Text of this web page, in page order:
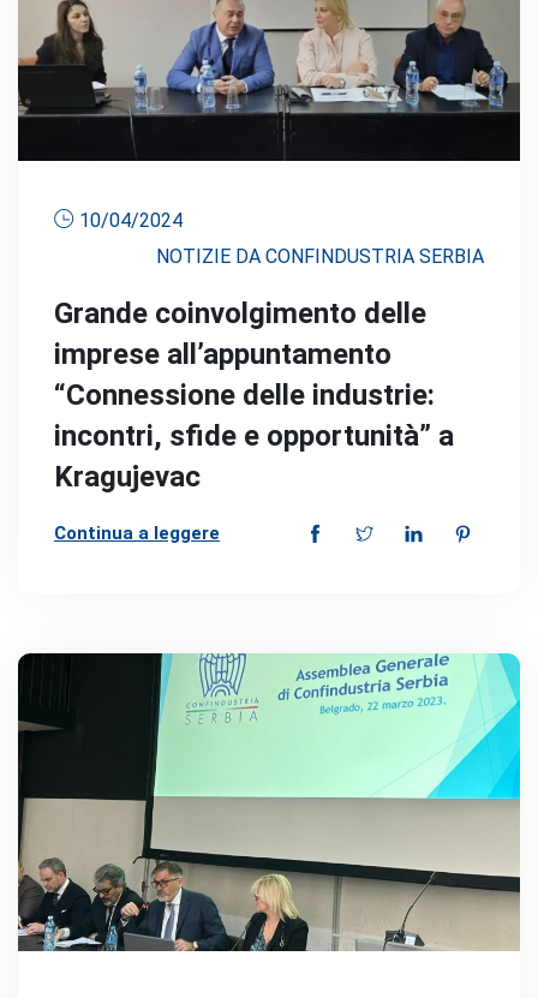
10/04/2024
NOTIZIE DA CONFINDUSTRIA SERBIA
Grande coinvolgimento delle
imprese all’appuntamento
“Connessione delle industrie:
incontri, sfide e opportunità” a
Kragujevac
Continua a leggere